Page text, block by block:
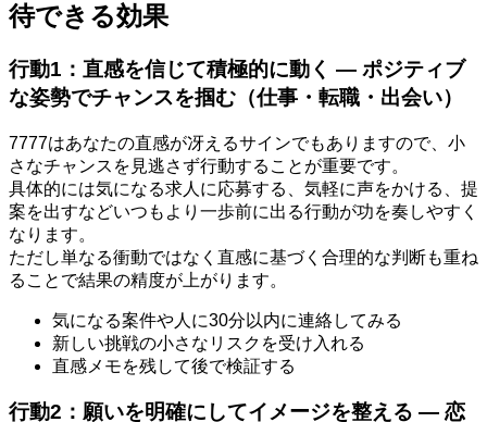
待できる効果
行動1：直感を信じて積極的に動く — ポジティブ
な姿勢でチャンスを掴む（仕事・転職・出会い）
7777はあなたの直感が冴えるサインでもありますので、小
さなチャンスを見逃さず行動することが重要です。
具体的には気になる求人に応募する、気軽に声をかける、提
案を出すなどいつもより一歩前に出る行動が功を奏しやすく
なります。
ただし単なる衝動ではなく直感に基づく合理的な判断も重ね
ることで結果の精度が上がります。
気になる案件や人に30分以内に連絡してみる
新しい挑戦の小さなリスクを受け入れる
直感メモを残して後で検証する
行動2：願いを明確にしてイメージを整える — 恋